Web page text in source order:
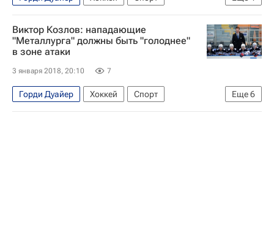
КХЛ 2025-2026
Адмирал
Динамо (Минск)
Медвешчак
Виктор Козлов: нападающие
"Металлурга" должны быть "голоднее"
в зоне атаки
3 января 2018, 20:10 7
Еще6
Горди Дуайер Хоккей
Спорт
Виктор Козлов
КХЛ 2025-2026